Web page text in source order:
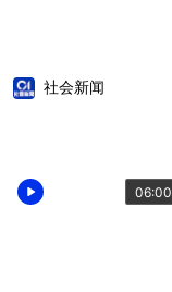
06:00
社会新闻